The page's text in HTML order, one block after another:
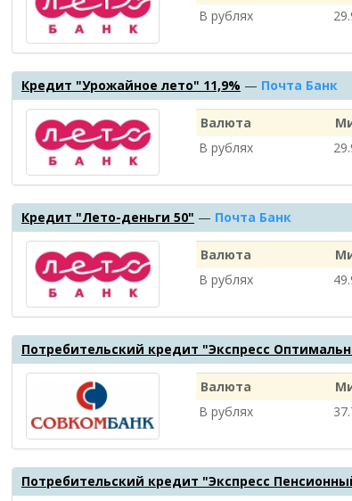
В рублях
Кредит "Урожайное лето" 11,9% — Почта Банк
Валюта
В рублях
Кредит "Лето-деньги 50" — Почта Банк
Валюта
В рублях
Потребительский кредит "Экспресс
Валюта
В рублях
Потребительский кредит "Экспресс